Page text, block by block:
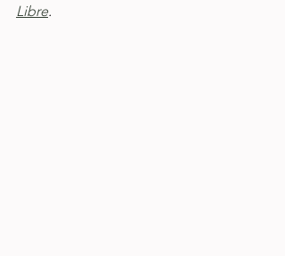
Libre.